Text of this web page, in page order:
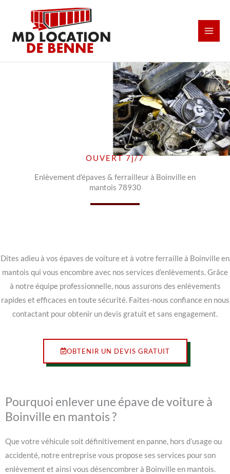
contenu
OUVERT 7j/7
Enlèvement d'épaves & ferrailleur à Boinville en
mantois 78930
Dites adieu à vos épaves de voiture et à votre ferraille à Boinville en
mantois qui vous encombre avec nos services d’enlèvements. Grâce
à notre équipe professionnelle, nous assurons des enlèvements
rapides et efficaces en toute sécurité. Faites-nous confiance en nous
contactant pour obtenir un devis gratuit et sans engagement.
OBTENIR UN DEVIS GRATUIT
Pourquoi enlever une épave de voiture à
Boinville en mantois ?
Que votre véhicule soit définitivement en panne, hors d’usage ou
accidenté, notre entreprise vous propose ses services pour son
enlèvement et ainsi vous désencombrer à Boinville en mantois.